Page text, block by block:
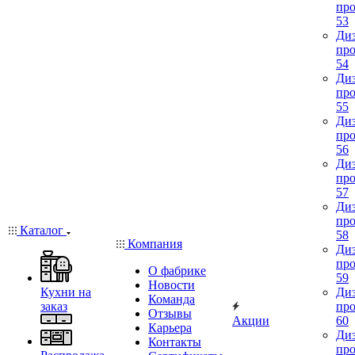
Каталог
Кухни на
заказ
Компания
О фабрике
Новости
Команда
Отзывы
Карьера
Контакты
Акции
53
54
55
56
57
58
59
60